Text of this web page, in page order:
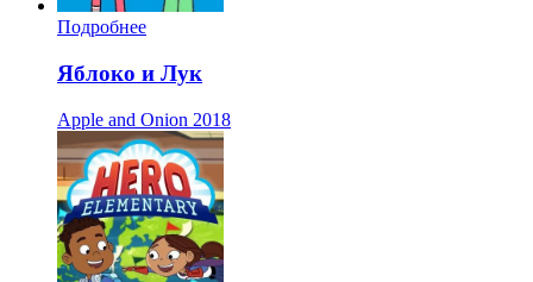
Подробнее
Яблоко и Лук
Apple and Onion 2018